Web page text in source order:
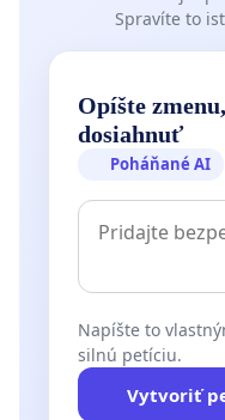
Spravíte to
Opíšte
dosiahnuť
Poháňané AI
Napíšte to
silnú petíciu.
Vytvoriť